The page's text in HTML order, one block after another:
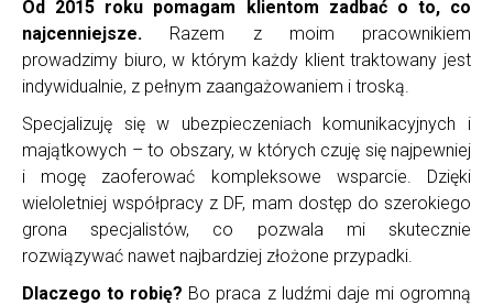
Od 2015 roku pomagam klientom zadbać o to, co
najcenniejsze. Razem z moim pracownikiem
prowadzimy biuro, w którym każdy klient traktowany jest
indywidualnie, z pełnym zaangażowaniem i troską.
Specjalizuję się w ubezpieczeniach komunikacyjnych i
majątkowych – to obszary, w których czuję się najpewniej
i mogę zaoferować kompleksowe wsparcie. Dzięki
wieloletniej współpracy z DF, mam dostęp do szerokiego
grona specjalistów, co pozwala mi skutecznie
rozwiązywać nawet najbardziej złożone przypadki.
Dlaczego to robię? Bo praca z ludźmi daje mi ogromną